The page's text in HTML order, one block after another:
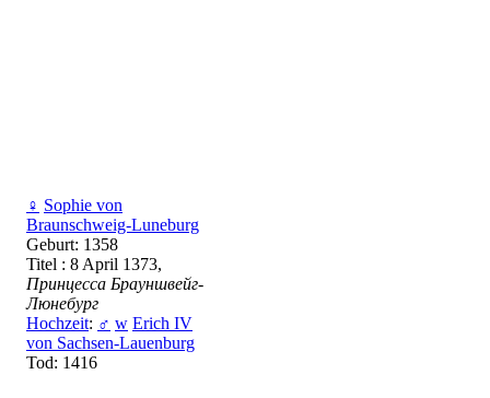
♀ Sophie von
Braunschweig-Luneburg
Geburt: 1358
Titel : 8 April 1373,
Принцесса Брауншвейг-
Люнебург
Hochzeit: ♂ w Erich IV
von Sachsen-Lauenburg
Tod: 1416